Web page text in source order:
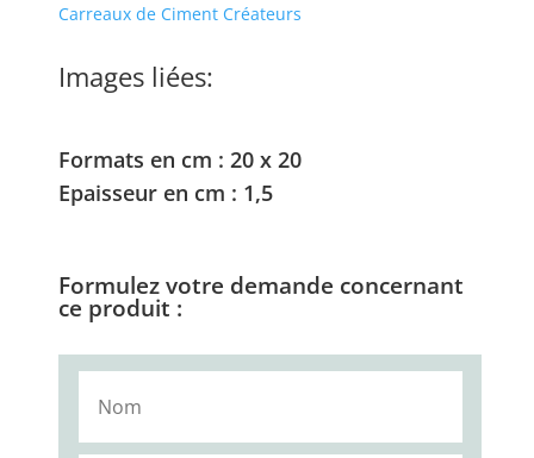
Carreaux de Ciment Créateurs
Images liées:
Formats en cm : 20 x 20
Epaisseur en cm : 1,5
Formulez votre demande concernant
ce produit :